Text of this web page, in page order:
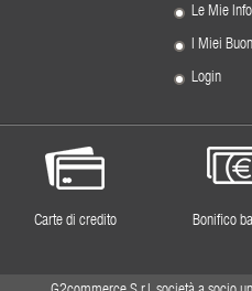
Le Mie
I Miei
Login
Carte di credito Bonifico